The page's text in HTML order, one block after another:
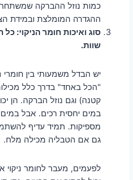
כמות נוזל ההברקה
ההגדרה המומלצת ובמידת
סוג ואיכות חומר הניקוי: כל
שוות.
יש הבדל משמעותי בין חומרי
"הכל באחד" בדרך כלל
קטנה) וגם נוזל הברקה. הן
במים יחסית רכים. אבל
מספיקות. תמיד עדיף
גם אם הטבליה מכילה מלח.
לפעמים, מעבר לחומר ניקוי